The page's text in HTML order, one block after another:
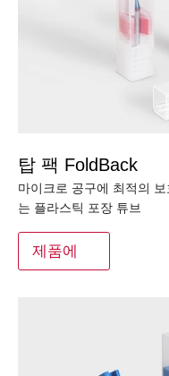
탑 팩 FoldBack
마이크로 공구에 최적의
는 플라스틱 포장 튜브
제품에